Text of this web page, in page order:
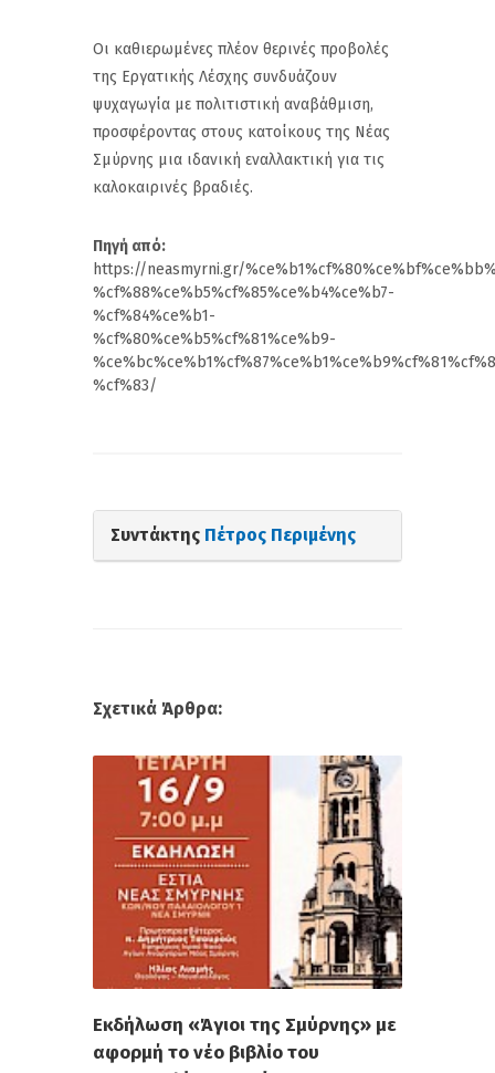
Οι καθιερωμένες πλέον θερινές προβολές
της Εργατικής Λέσχης συνδυάζουν
ψυχαγωγία με πολιτιστική αναβάθμιση,
προσφέροντας στους κατοίκους της Νέας
Σμύρνης μια ιδανική εναλλακτική για τις
καλοκαιρινές βραδιές.
Πηγή από:
https://neasmyrni.gr/
%cf%88%ce%b5%cf%85%ce%b4%ce%b7-
%cf%84%ce%b1-
%cf%80%ce%b5%cf%81%ce%b9-
%cf%83/
Συντάκτης Πέτρος Περιμένης
Σχετικά Άρθρα:
Εκδήλωση «Άγιοι της Σμύρνης» με
αφορμή το νέο βιβλίο του